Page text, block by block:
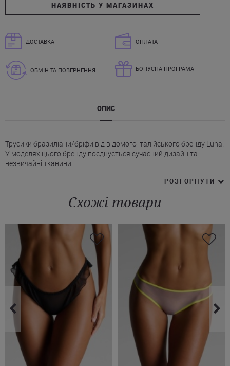
НАЯВНІСТЬ У МАГАЗИНАХ
ДОСТАВКА ОПЛАТА
ОБМІН ТА ПОВЕРНЕННЯ БОНУСНА ПРОГРАМА
ОПИС
Трусики бразиліани/бріфи від відомого італійського бренду Luna.
У моделях цього бренду поєднується сучасний дизайн та
незвичайні тканини.
* Наполовину прикривають сідниці, підкреслюють їхню форму.
* Є бавовняна підкладка (у зоні крокового шва).
Дана модель дарує комфорт, легкість і робить Ваш образ
неперевершеним. Купити чорні мереживні труси brazil brief Luna
можете прямо зараз на сайті Juliette. Поспішайте придбати цю
модель у своєму розмірі за супер ціною! У нас Ви можете
оформити доставку у будь-яке місто України.
РОЗГОРНУТИ
Схожі товари